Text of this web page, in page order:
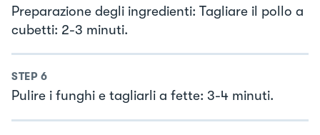
Preparazione degli ingredienti: Tagliare il pollo a
cubetti: 2-3 minuti.
STEP 6
Pulire i funghi e tagliarli a fette: 3-4 minuti.